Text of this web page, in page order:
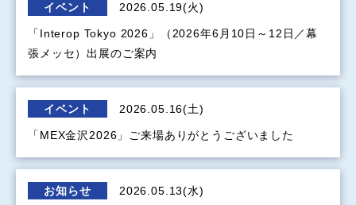
イベント 2026.05.19(火)
「Interop Tokyo 2026」（2026年6月10日～12日／幕
張メッセ）出展のご案内
イベント 2026.05.16(土)
「MEX金沢2026」ご来場ありがとうございました
お知らせ 2026.05.13(水)